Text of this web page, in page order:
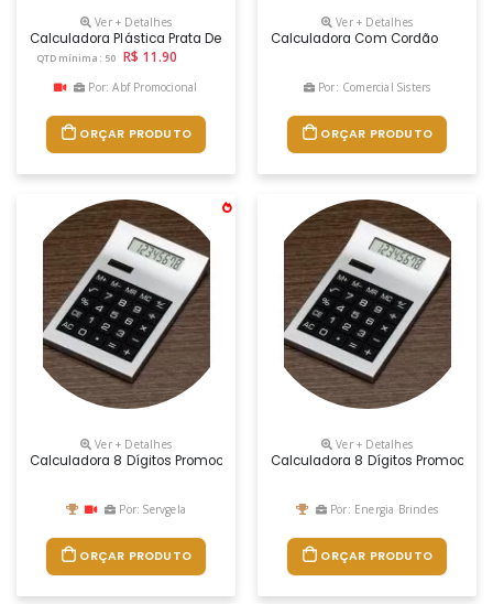
Ver + Detalhes
Calculadora Plástica Prata De 8 Dígitos Com Detalhes Preto. Modelo
QTD mínima: 50 R$ 11.90
Por: Abf Promocional
ORÇAR PRODUTO
Ver + Detalhes
Calculadora Com Cordão
Por: Comercial Sisters
ORÇAR PRODUTO
Ver + Detalhes
Calculadora 8 Dígitos Promocional
Por: Servgela
ORÇAR PRODUTO
Ver + Detalhes
Calculadora 8 Dígitos
Por: Energia Brindes
ORÇAR PRODUTO